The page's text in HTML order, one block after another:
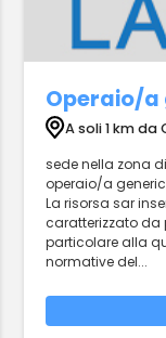
Operaio/
A soli 1 km da
sede nella zona
operaio/a
La risorsa sar
caratterizzato da
particolare alla
normative del...